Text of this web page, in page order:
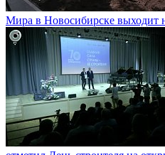
Мира в Новосибирске